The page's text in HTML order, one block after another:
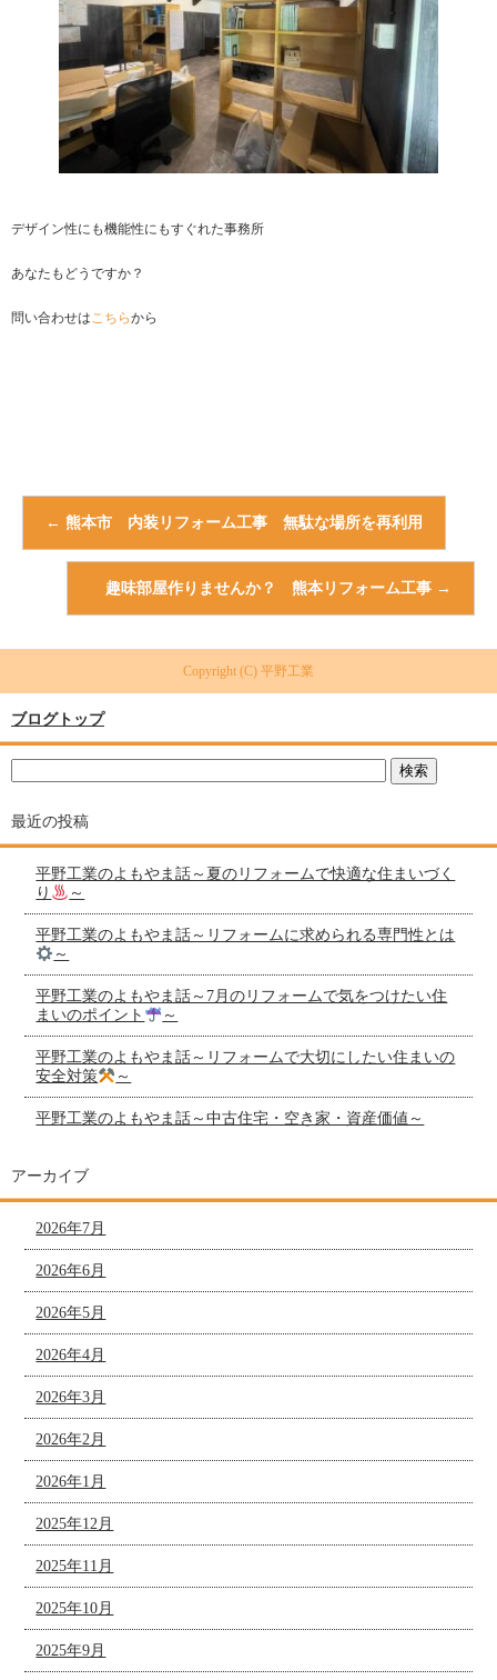
デザイン性にも機能性にもすぐれた事務所
あなたもどうですか？
問い合わせはこちらから
← 熊本市 内装リフォーム工事 無駄な場所を再利用
趣味部屋作りませんか？ 熊本リフォーム工事 →
Copyright (C) 平野工業
ブログトップ
最近の投稿
平野工業のよもやま話～夏のリフォームで快適な住まいづく
り
～
平野工業のよもやま話～リフォームに求められる専門性とは
～
平野工業のよもやま話～7月のリフォームで気をつけたい住
まいのポイント
～
平野工業のよもやま話～リフォームで大切にしたい住まいの
安全対策
～
平野工業のよもやま話～中古住宅・空き家・資産価値～
アーカイブ
2026年7月
2026年6月
2026年5月
2026年4月
2026年3月
2026年2月
2026年1月
2025年12月
2025年11月
2025年10月
2025年9月